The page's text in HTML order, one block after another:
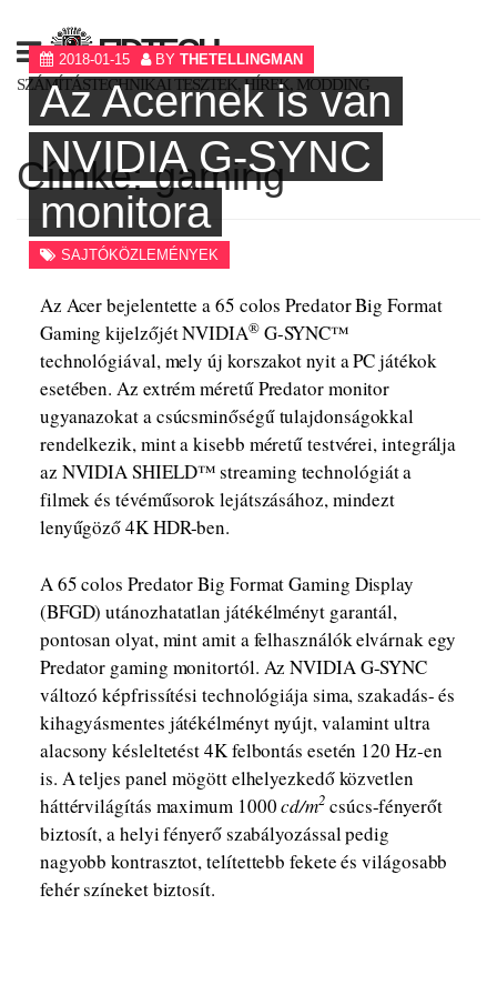
content
FIDTECH
SZÁMÍTÁSTECHNIKAI TESZTEK, HÍREK, MODDING
Címke:gaming
2018-01-15 BY THETELLINGMAN
Az Acernek is van
NVIDIA G-SYNC
monitora
SAJTÓKÖZLEMÉNYEK
Az Acer bejelentette a 65 colos Predator Big Format
Gaming kijelzőjét NVIDIA®G-SYNC™
technológiával, mely új korszakot nyit a PC játékok
esetében. Az extrém méretű Predator monitor
ugyanazokat a csúcsminőségű tulajdonságokkal
rendelkezik, mint a kisebb méretű testvérei, integrálja
az NVIDIA SHIELD™ streaming technológiát a
filmek és tévéműsorok lejátszásához, mindezt
lenyűgöző 4K HDR-ben.
A 65 colos Predator Big Format Gaming Display
(BFGD) utánozhatatlan játékélményt garantál,
pontosan olyat, mint amit a felhasználók elvárnak egy
Predator gaming monitortól. Az NVIDIA G-SYNC
változó képfrissítési technológiája sima, szakadás- és
kihagyásmentes játékélményt nyújt, valamint ultra
alacsony késleltetést 4K felbontás esetén 120 Hz-en
is. A teljes panel mögött elhelyezkedő közvetlen
háttérvilágítás maximum 1000cd/m2 csúcs-fényerőt
biztosít, a helyi fényerő szabályozással pedig
nagyobb kontrasztot, telítettebb fekete és világosabb
fehér színeket biztosít.